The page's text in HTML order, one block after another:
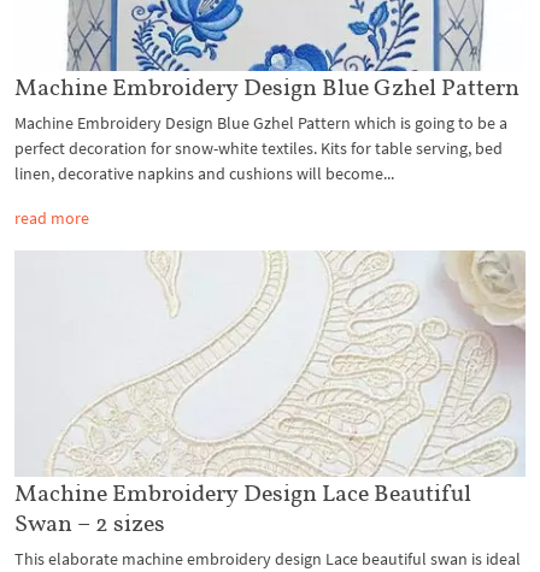
Machine Embroidery Design Blue Gzhel Pattern
Machine Embroidery Design Blue Gzhel Pattern which is going to be a
perfect decoration for snow-white textiles. Kits for table serving, bed
linen, decorative napkins and cushions will become...
read more
Machine Embroidery Design Lace Beautiful
Swan – 2 sizes
This elaborate machine embroidery design Lace beautiful swan is ideal